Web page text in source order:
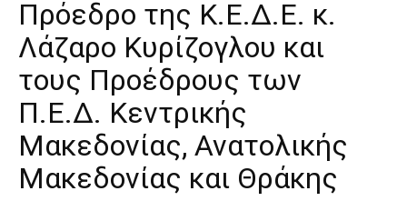
Πρόεδρο της Κ.Ε.Δ.Ε. κ.
Λάζαρο Κυρίζογλου και
τους Προέδρους των
Π.Ε.Δ. Κεντρικής
Μακεδονίας, Ανατολικής
Μακεδονίας και Θράκης